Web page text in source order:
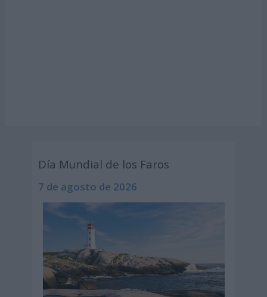
Día Mundial de los Faros
7 de agosto de 2026